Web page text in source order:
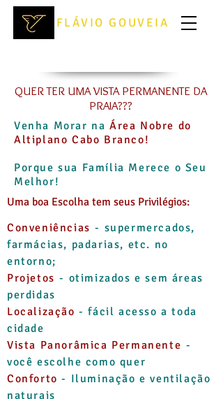
FLÁVIO GOUVEIA
QUER TER UMA VISTA PERMANENTE DA
PRAIA???
Venha Morar na Área Nobre do
Altiplano Cabo Branco!
Porque sua Família Merece o Seu
Melhor!
Uma boa Escolha tem seus Privilégios:
Conveniências - supermercados,
farmácias, padarias, etc. no
entorno;
Projetos - otimizados e sem áreas
perdidas
Localização- fácil acesso a toda
cidade
Vista Panorâmica Permanente -
você escolhe como quer
Conforto- Iluminação e ventilação
naturais